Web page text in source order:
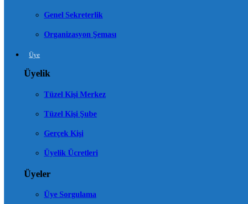
Genel Sekreterlik
Organizasyon Şeması
Üye
Üyelik
Tüzel Kişi Merkez
Tüzel Kişi Şube
Gerçek Kişi
Üyelik Ücretleri
Üyeler
Üye Sorgulama